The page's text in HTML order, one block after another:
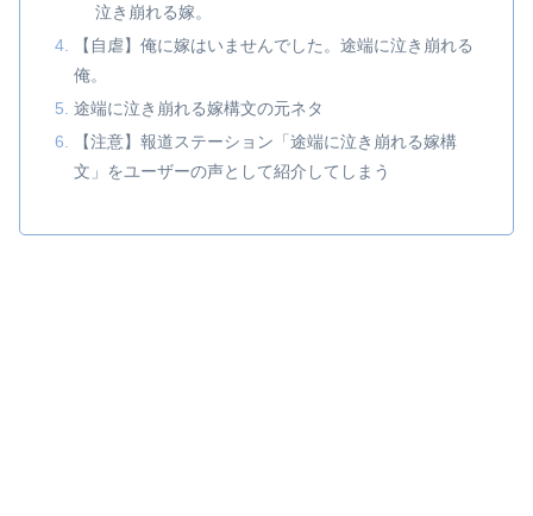
泣き崩れる嫁。
【自虐】俺に嫁はいませんでした。途端に泣き崩れる
俺。
途端に泣き崩れる嫁構文の元ネタ
【注意】報道ステーション「途端に泣き崩れる嫁構
文」をユーザーの声として紹介してしまう